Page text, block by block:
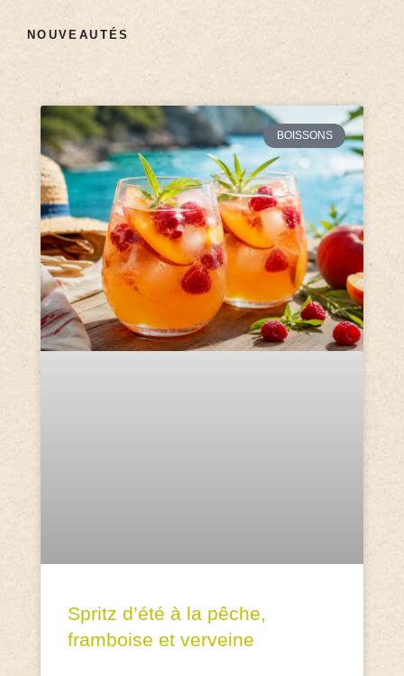
NOUVEAUTÉS
BOISSONS
Spritz d’été à la pêche,
framboise et verveine